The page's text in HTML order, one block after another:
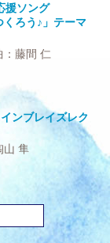
援ソング
ろう♪」テーマ
藤間 仁
ンブレイズレク
隼